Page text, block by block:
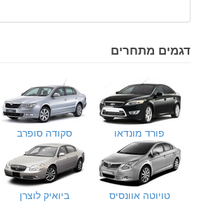
דגמים מתחרים
פורד מונדאו סקודה סופרב
טויוטה אוונסיס ביואיק לוצרן